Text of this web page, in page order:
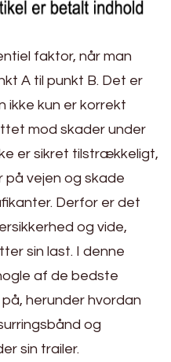
faktor, når man
A til punkt B. Det er
ikke kun er korrekt
mod skader under
er sikret tilstrækkeligt,
på vejen og skade
Derfor er det
og vide,
sin last. I denne
af de bedste
herunder hvordan
og
sin trailer.